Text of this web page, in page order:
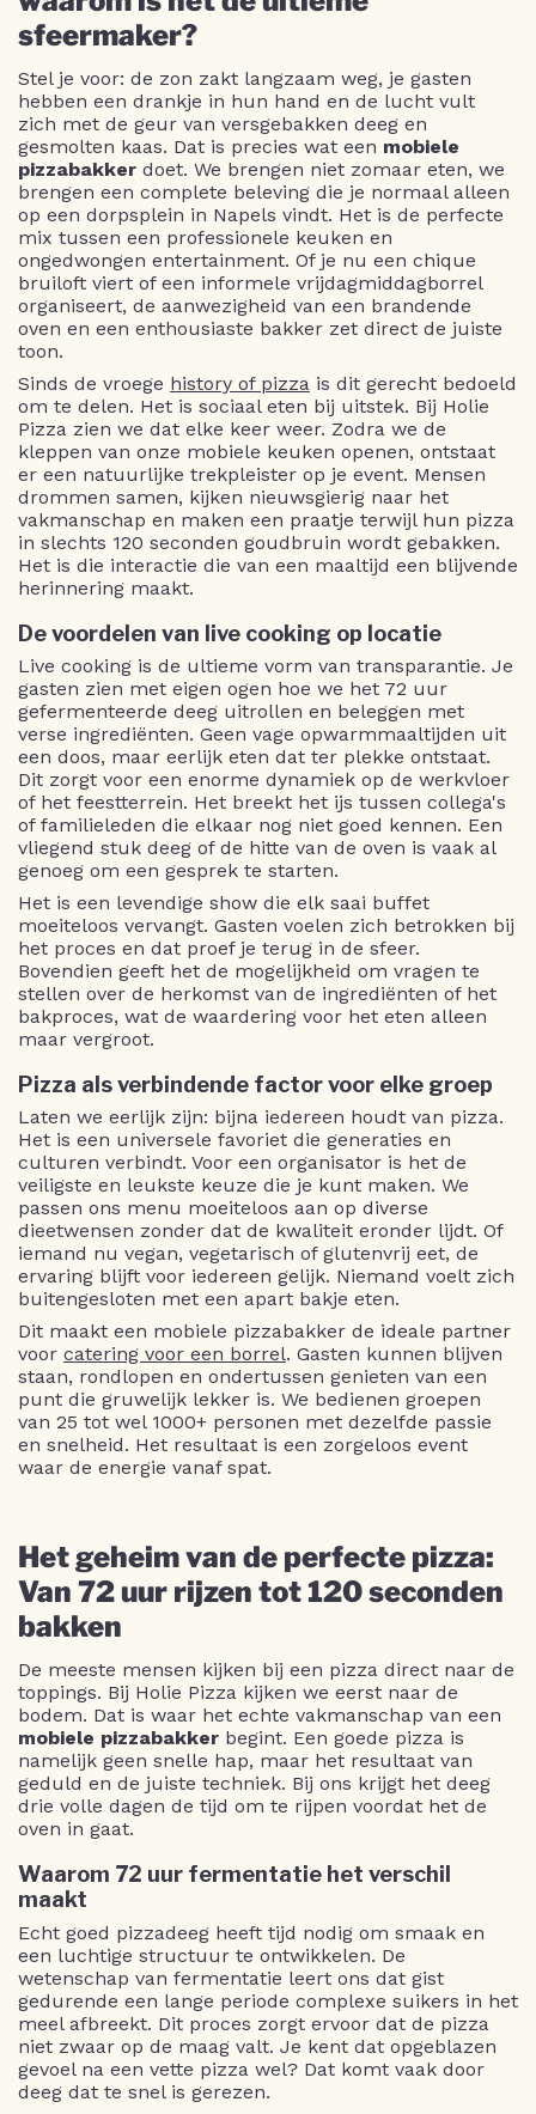
sfeermaker?
Stel je voor: de zon zakt langzaam weg, je gasten
hebben een drankje in hun hand en de lucht vult
zich met de geur van versgebakken deeg en
gesmolten kaas. Dat is precies wat een mobiele
pizzabakker doet. We brengen niet zomaar eten, we
brengen een complete beleving die je normaal alleen
op een dorpsplein in Napels vindt. Het is de perfecte
mix tussen een professionele keuken en
ongedwongen entertainment. Of je nu een chique
bruiloft viert of een informele vrijdagmiddagborrel
organiseert, de aanwezigheid van een brandende
oven en een enthousiaste bakker zet direct de juiste
toon.
Sinds de vroege history of pizza is dit gerecht bedoeld
om te delen. Het is sociaal eten bij uitstek. Bij Holie
Pizza zien we dat elke keer weer. Zodra we de
kleppen van onze mobiele keuken openen, ontstaat
er een natuurlijke trekpleister op je event. Mensen
drommen samen, kijken nieuwsgierig naar het
vakmanschap en maken een praatje terwijl hun pizza
in slechts 120 seconden goudbruin wordt gebakken.
Het is die interactie die van een maaltijd een blijvende
herinnering maakt.
De voordelen van live cooking op locatie
Live cooking is de ultieme vorm van transparantie. Je
gasten zien met eigen ogen hoe we het 72 uur
gefermenteerde deeg uitrollen en beleggen met
verse ingrediënten. Geen vage opwarmmaaltijden uit
een doos, maar eerlijk eten dat ter plekke ontstaat.
Dit zorgt voor een enorme dynamiek op de werkvloer
of het feestterrein. Het breekt het ijs tussen collega's
of familieleden die elkaar nog niet goed kennen. Een
vliegend stuk deeg of de hitte van de oven is vaak al
genoeg om een gesprek te starten.
Het is een levendige show die elk saai buffet
moeiteloos vervangt. Gasten voelen zich betrokken bij
het proces en dat proef je terug in de sfeer.
Bovendien geeft het de mogelijkheid om vragen te
stellen over de herkomst van de ingrediënten of het
bakproces, wat de waardering voor het eten alleen
maar vergroot.
Pizza als verbindende factor voor elke groep
Laten we eerlijk zijn: bijna iedereen houdt van pizza.
Het is een universele favoriet die generaties en
culturen verbindt. Voor een organisator is het de
veiligste en leukste keuze die je kunt maken. We
passen ons menu moeiteloos aan op diverse
dieetwensen zonder dat de kwaliteit eronder lijdt. Of
iemand nu vegan, vegetarisch of glutenvrij eet, de
ervaring blijft voor iedereen gelijk. Niemand voelt zich
buitengesloten met een apart bakje eten.
Dit maakt een mobiele pizzabakker de ideale partner
voor catering voor een borrel. Gasten kunnen blijven
staan, rondlopen en ondertussen genieten van een
punt die gruwelijk lekker is. We bedienen groepen
van 25 tot wel 1000+ personen met dezelfde passie
en snelheid. Het resultaat is een zorgeloos event
waar de energie vanaf spat.
Het geheim van de perfecte pizza:
Van 72 uur rijzen tot 120 seconden
bakken
De meeste mensen kijken bij een pizza direct naar de
toppings. Bij Holie Pizza kijken we eerst naar de
bodem. Dat is waar het echte vakmanschap van een
mobiele pizzabakker begint. Een goede pizza is
namelijk geen snelle hap, maar het resultaat van
geduld en de juiste techniek. Bij ons krijgt het deeg
drie volle dagen de tijd om te rijpen voordat het de
oven in gaat.
Waarom 72 uur fermentatie het verschil
maakt
Echt goed pizzadeeg heeft tijd nodig om smaak en
een luchtige structuur te ontwikkelen. De
wetenschap van fermentatie leert ons dat gist
gedurende een lange periode complexe suikers in het
meel afbreekt. Dit proces zorgt ervoor dat de pizza
niet zwaar op de maag valt. Je kent dat opgeblazen
gevoel na een vette pizza wel? Dat komt vaak door
deeg dat te snel is gerezen.